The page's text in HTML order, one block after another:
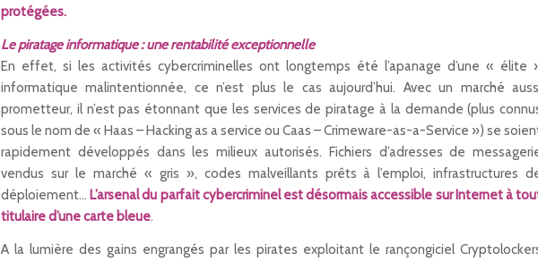
protégées.
Le piratage informatique : une rentabilité exceptionnelle
En effet, si les activités cybercriminelles ont longtemps été l’apanage d’une « élite
informatique malintentionnée, ce n’est plus le cas aujourd’hui. Avec un marché
prometteur, il n’est pas étonnant que les services de piratage à la demande (plus
sous le nom de « Haas – Hacking as a service ou Caas – Crimeware-as-a-Service ») se
rapidement développés dans les milieux autorisés. Fichiers d’adresses de
vendus sur le marché « gris », codes malveillants prêts à l’emploi, infrastructures
déploiement… L’arsenal du parfait cybercriminel est désormais accessible sur Internet à
titulaire d’une carte bleue.
A la lumière des gains engrangés par les pirates exploitant le rançongiciel